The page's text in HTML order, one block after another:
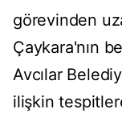
görevinden
Çaykara'nın
Avcılar
ilişkin